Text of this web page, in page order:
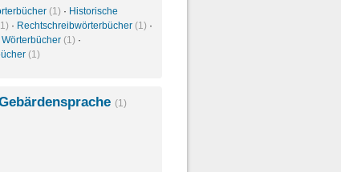
(1) · Historische
· Rechtschreibwörterbücher (1) ·
(1) ·
(1)
(1)